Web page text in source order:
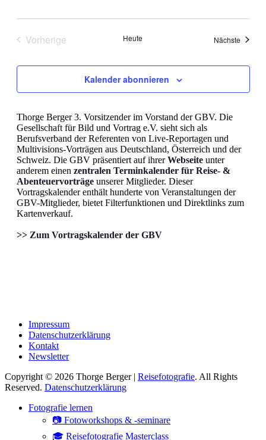
Vorherige
Heute Nächste
Kalender abonnieren
Thorge Berger 3. Vorsitzender im Vorstand der GBV. Die
Gesellschaft für Bild und Vortrag e.V. sieht sich als
Berufsverband der Referenten von Live-Reportagen und
Multivisions-Vorträgen aus Deutschland, Österreich und der
Schweiz. Die GBV präsentiert auf ihrerWebseiteunter
anderem einen zentralen Terminkalender für Reise- &
Abenteuervorträgeunserer Mitglieder. Dieser
Vortragskalender enthält hunderte von Veranstaltungen der
GBV-Mitglieder, bietet Filterfunktionen und Direktlinks zum
Kartenverkauf.
>> Zum Vortragskalender der GBV
Impressum
Datenschutzerklärung
Kontakt
Newsletter
Copyright © 2026 Thorge Berger | Reisefotografie. All Rights
Reserved. Datenschutzerklärung
scrollenFotografie lernen
📷 Fotoworkshops & -seminare
🎓 Reisefotografie Masterclass